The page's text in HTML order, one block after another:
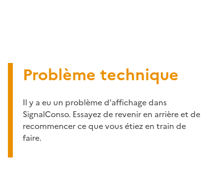
Problème technique
Il y a eu un problème d'affichage dans
SignalConso. Essayez de revenir en arrière et de
recommencer ce que vous étiez en train de
faire.